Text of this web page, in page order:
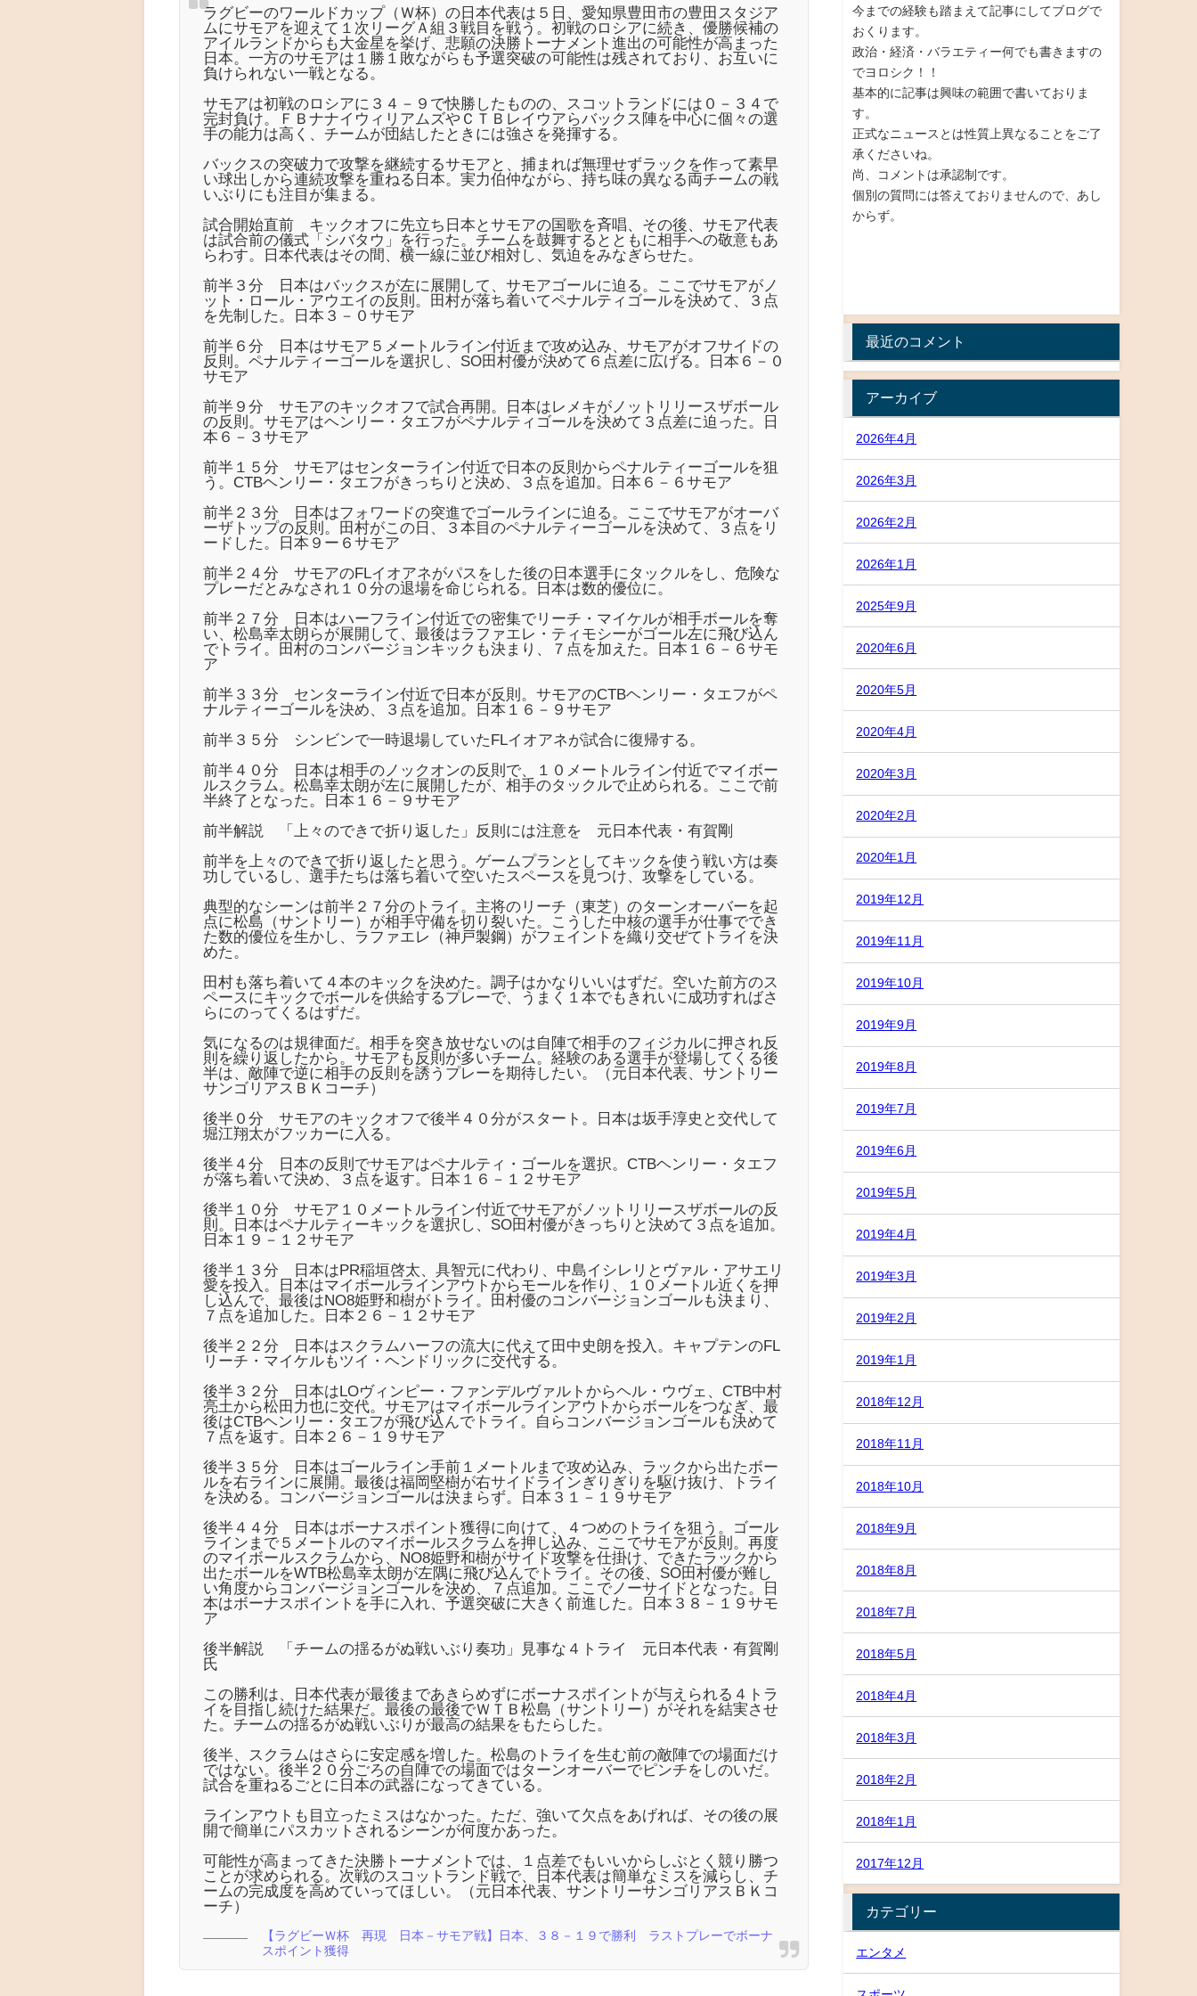
ラグビーのワールドカップ（Ｗ杯）の日本代表は５日、愛知県豊田市の豊田スタジア
ムにサモアを迎えて１次リーグＡ組３戦目を戦う。初戦のロシアに続き、優勝候補の
アイルランドからも大金星を挙げ、悲願の決勝トーナメント進出の可能性が高まった
日本。一方のサモアは１勝１敗ながらも予選突破の可能性は残されており、お互いに
負けられない一戦となる。
サモアは初戦のロシアに３４－９で快勝したものの、スコットランドには０－３４で
完封負け。ＦＢナナイウィリアムズやＣＴＢレイウアらバックス陣を中心に個々の選
手の能力は高く、チームが団結したときには強さを発揮する。
バックスの突破力で攻撃を継続するサモアと、捕まれば無理せずラックを作って素早
い球出しから連続攻撃を重ねる日本。実力伯仲ながら、持ち味の異なる両チームの戦
いぶりにも注目が集まる。
試合開始直前 キックオフに先立ち日本とサモアの国歌を斉唱、その後、サモア代表
は試合前の儀式「シバタウ」を行った。チームを鼓舞するとともに相手への敬意もあ
らわす。日本代表はその間、横一線に並び相対し、気迫をみなぎらせた。
前半３分 日本はバックスが左に展開して、サモアゴールに迫る。ここでサモアがノ
ット・ロール・アウエイの反則。田村が落ち着いてペナルティゴールを決めて、３点
を先制した。日本３－０サモア
前半６分 日本はサモア５メートルライン付近まで攻め込み、サモアがオフサイドの
反則。ペナルティーゴールを選択し、SO田村優が決めて６点差に広げる。日本６－０
サモア
前半９分 サモアのキックオフで試合再開。日本はレメキがノットリリースザボール
の反則。サモアはヘンリー・タエフがペナルティゴールを決めて３点差に迫った。日
本６－３サモア
前半１５分 サモアはセンターライン付近で日本の反則からペナルティーゴールを狙
う。CTBヘンリー・タエフがきっちりと決め、３点を追加。日本６－６サモア
前半２３分 日本はフォワードの突進でゴールラインに迫る。ここでサモアがオーバ
ーザトップの反則。田村がこの日、３本目のペナルティーゴールを決めて、３点をリ
ードした。日本９ー６サモア
前半２４分 サモアのFLイオアネがパスをした後の日本選手にタックルをし、危険な
プレーだとみなされ１０分の退場を命じられる。日本は数的優位に。
前半２７分 日本はハーフライン付近での密集でリーチ・マイケルが相手ボールを奪
い、松島幸太朗らが展開して、最後はラファエレ・ティモシーがゴール左に飛び込ん
でトライ。田村のコンバージョンキックも決まり、７点を加えた。日本１６－６サモ
ア
前半３３分 センターライン付近で日本が反則。サモアのCTBヘンリー・タエフがペ
ナルティーゴールを決め、３点を追加。日本１６－９サモア
前半３５分 シンビンで一時退場していたFLイオアネが試合に復帰する。
前半４０分 日本は相手のノックオンの反則で、１０メートルライン付近でマイボー
ルスクラム。松島幸太朗が左に展開したが、相手のタックルで止められる。ここで前
半終了となった。日本１６－９サモア
前半解説 「上々のできで折り返した」反則には注意を 元日本代表・有賀剛
前半を上々のできで折り返したと思う。ゲームプランとしてキックを使う戦い方は奏
功しているし、選手たちは落ち着いて空いたスペースを見つけ、攻撃をしている。
典型的なシーンは前半２７分のトライ。主将のリーチ（東芝）のターンオーバーを起
点に松島（サントリー）が相手守備を切り裂いた。こうした中核の選手が仕事ででき
た数的優位を生かし、ラファエレ（神戸製鋼）がフェイントを織り交ぜてトライを決
めた。
田村も落ち着いて４本のキックを決めた。調子はかなりいいはずだ。空いた前方のス
ペースにキックでボールを供給するプレーで、うまく１本でもきれいに成功すればさ
らにのってくるはずだ。
気になるのは規律面だ。相手を突き放せないのは自陣で相手のフィジカルに押され反
則を繰り返したから。サモアも反則が多いチーム。経験のある選手が登場してくる後
半は、敵陣で逆に相手の反則を誘うプレーを期待したい。（元日本代表、サントリー
サンゴリアスＢＫコーチ）
後半０分 サモアのキックオフで後半４０分がスタート。日本は坂手淳史と交代して
堀江翔太がフッカーに入る。
後半４分 日本の反則でサモアはペナルティ・ゴールを選択。CTBヘンリー・タエフ
が落ち着いて決め、３点を返す。日本１６－１２サモア
後半１０分 サモア１０メートルライン付近でサモアがノットリリースザボールの反
則。日本はペナルティーキックを選択し、SO田村優がきっちりと決めて３点を追加。
日本１９－１２サモア
後半１３分 日本はPR稲垣啓太、具智元に代わり、中島イシレリとヴァル・アサエリ
愛を投入。日本はマイボールラインアウトからモールを作り、１０メートル近くを押
し込んで、最後はNO8姫野和樹がトライ。田村優のコンバージョンゴールも決まり、
７点を追加した。日本２６－１２サモア
後半２２分 日本はスクラムハーフの流大に代えて田中史朗を投入。キャプテンのFL
リーチ・マイケルもツイ・ヘンドリックに交代する。
後半３２分 日本はLOヴィンピー・ファンデルヴァルトからヘル・ウヴェ、CTB中村
亮土から松田力也に交代。サモアはマイボールラインアウトからボールをつなぎ、最
後はCTBヘンリー・タエフが飛び込んでトライ。自らコンバージョンゴールも決めて
７点を返す。日本２６－１９サモア
後半３５分 日本はゴールライン手前１メートルまで攻め込み、ラックから出たボー
ルを右ラインに展開。最後は福岡堅樹が右サイドラインぎりぎりを駆け抜け、トライ
を決める。コンバージョンゴールは決まらず。日本３１－１９サモア
後半４４分 日本はボーナスポイント獲得に向けて、４つめのトライを狙う。ゴール
ラインまで５メートルのマイボールスクラムを押し込み、ここでサモアが反則。再度
のマイボールスクラムから、NO8姫野和樹がサイド攻撃を仕掛け、できたラックから
出たボールをWTB松島幸太朗が左隅に飛び込んでトライ。その後、SO田村優が難し
い角度からコンバージョンゴールを決め、７点追加。ここでノーサイドとなった。日
本はボーナスポイントを手に入れ、予選突破に大きく前進した。日本３８－１９サモ
ア
後半解説 「チームの揺るがぬ戦いぶり奏功」見事な４トライ 元日本代表・有賀剛
氏
この勝利は、日本代表が最後まであきらめずにボーナスポイントが与えられる４トラ
イを目指し続けた結果だ。最後の最後でＷＴＢ松島（サントリー）がそれを結実させ
た。チームの揺るがぬ戦いぶりが最高の結果をもたらした。
後半、スクラムはさらに安定感を増した。松島のトライを生む前の敵陣での場面だけ
ではない。後半２０分ごろの自陣での場面ではターンオーバーでピンチをしのいだ。
試合を重ねるごとに日本の武器になってきている。
ラインアウトも目立ったミスはなかった。ただ、強いて欠点をあげれば、その後の展
開で簡単にパスカットされるシーンが何度かあった。
可能性が高まってきた決勝トーナメントでは、１点差でもいいからしぶとく競り勝つ
ことが求められる。次戦のスコットランド戦で、日本代表は簡単なミスを減らし、チ
ームの完成度を高めていってほしい。（元日本代表、サントリーサンゴリアスＢＫコ
ーチ）
【ラグビーＷ杯 再現 日本－サモア戦】日本、３８－１９で勝利 ラストプレーでボーナ
スポイント獲得
今までの経験も踏まえて記事にしてブログで
おくります。
政治・経済・バラエティー何でも書きますの
でヨロシク！！
基本的に記事は興味の範囲で書いておりま
す。
正式なニュースとは性質上異なることをご了
承くださいね。
尚、コメントは承認制です。
個別の質問には答えておりませんので、あし
からず。
最近のコメント
アーカイブ
2026年4月
2026年3月
2026年2月
2026年1月
2025年9月
2020年6月
2020年5月
2020年4月
2020年3月
2020年2月
2020年1月
2019年12月
2019年11月
2019年10月
2019年9月
2019年8月
2019年7月
2019年6月
2019年5月
2019年4月
2019年3月
2019年2月
2019年1月
2018年12月
2018年11月
2018年10月
2018年9月
2018年8月
2018年7月
2018年5月
2018年4月
2018年3月
2018年2月
2018年1月
2017年12月
カテゴリー
エンタメ